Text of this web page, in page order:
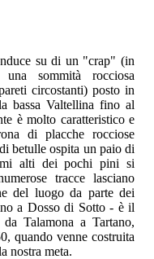
su di un "crap" (in
sommità rocciosa
circostanti) posto in
bassa Valtellina fino al
è molto caratteristico e
di placche rocciose
betulle ospita un paio di
alti dei pochi pini si
tracce lasciano
del luogo da parte dei
a Dosso di Sotto - è il
Talamona a Tartano,
quando venne costruita
nostra meta.